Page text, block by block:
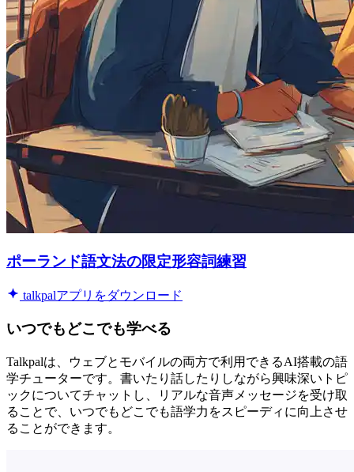
ポーランド語文法の限定形容詞練習
talkpalアプリをダウンロード
いつでもどこでも学べる
Talkpalは、ウェブとモバイルの両方で利用できるAI搭載の語
学チューターです。書いたり話したりしながら興味深いトピ
ックについてチャットし、リアルな音声メッセージを受け取
ることで、いつでもどこでも語学力をスピーディに向上させ
ることができます。